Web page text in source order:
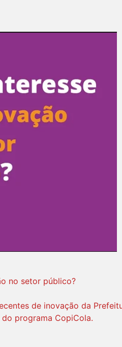
no setor público?
de inovação da
do programa CopiCola.